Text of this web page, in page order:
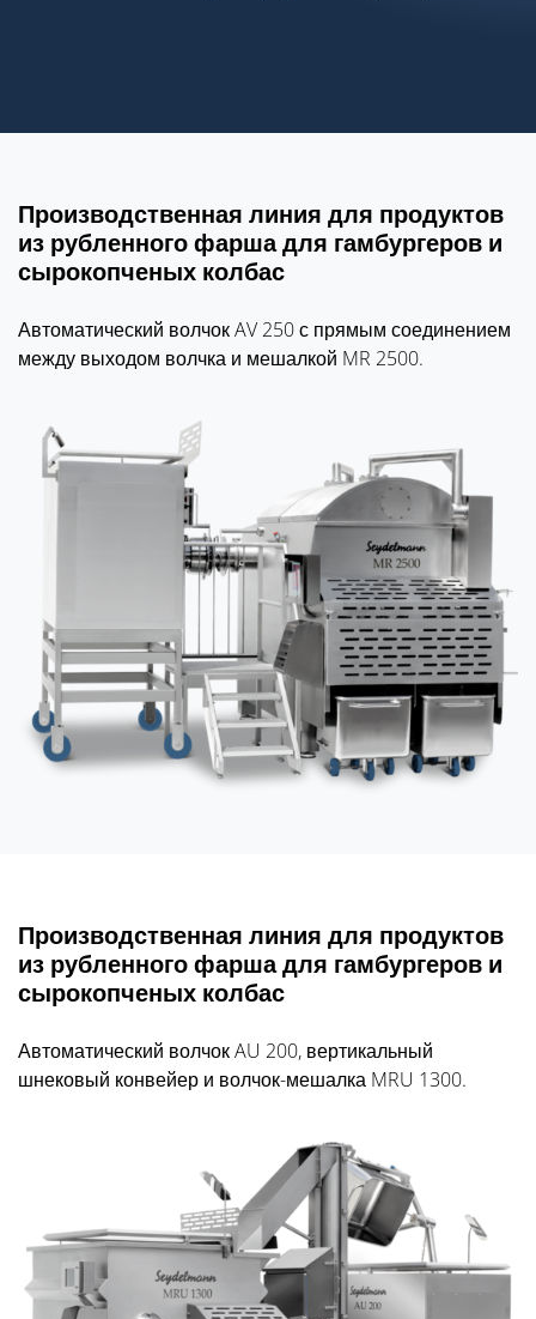
Производственная линия для продуктов
из рубленного фарша для гамбургеров и
сырокопченых колбас
Автоматический волчок AV 250 с прямым соединением
между выходом волчка и мешалкой MR 2500.
Производственная линия для продуктов
из рубленного фарша для гамбургеров и
сырокопченых колбас
Автоматический волчок AU 200, вертикальный
шнековый конвейер и волчок-мешалка MRU 1300.